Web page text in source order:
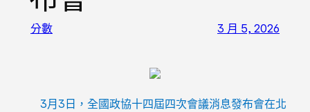
分數 3 月 5, 2026
3月3日，全國政協十四屆四次會議消息發布會在北